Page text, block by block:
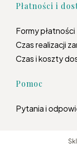
Płatności i
Formy płatności
Czas realizacji
Czas i koszty
Pomoc
Pytania i